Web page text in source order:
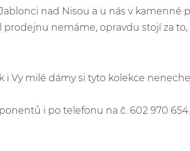
nad Nisou a u nás v kamenné
prodejnu nemáme, opravdu stojí za
i Vy milé dámy si tyto kolekce
i po telefonu na č. 602 970